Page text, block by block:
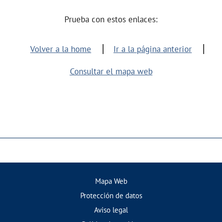
Prueba con estos enlaces:
Volver a la home
Ir a la página anterior
Consultar el mapa web
Mapa Web
Protección de datos
Aviso legal